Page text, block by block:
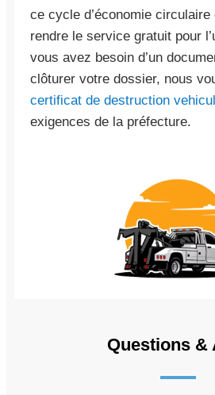
ce cycle d’économie circulaire
rendre le service gratuit pour
vous avez besoin d’un
clôturer votre dossier, nous
certificat de destruction
exigences de la préfecture.
Questions &